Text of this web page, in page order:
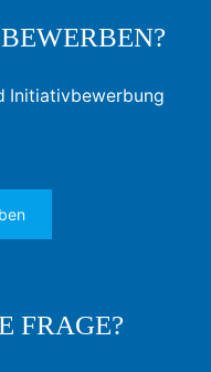
Initiativbewerbung
FRAGE?